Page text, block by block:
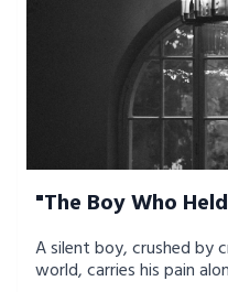
A silent boy, crushed by
world, carries his pain